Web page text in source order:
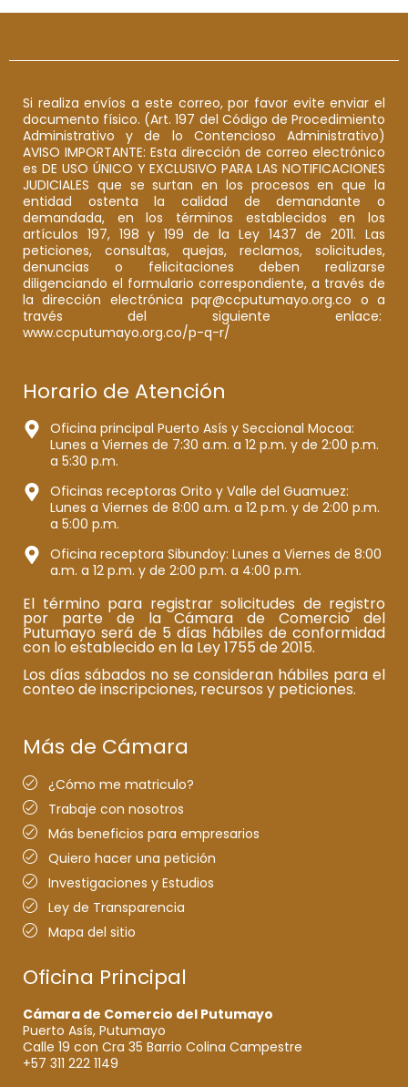
Si realiza envíos a este correo, por favor evite enviar el
documento físico. (Art. 197 del Código de Procedimiento
Administrativo y de lo Contencioso Administrativo)
AVISO IMPORTANTE: Esta dirección de correo electrónico
es DE USO ÚNICO Y EXCLUSIVO PARA LAS NOTIFICACIONES
JUDICIALES que se surtan en los procesos en que la
entidad ostenta la calidad de demandante o
demandada, en los términos establecidos en los
artículos 197, 198 y 199 de la Ley 1437 de 2011. Las
peticiones, consultas, quejas, reclamos, solicitudes,
denuncias o felicitaciones deben realizarse
diligenciando el formulario correspondiente, a través de
la dirección electrónica pqr@ccputumayo.org.co o a
través del siguiente enlace:
www.ccputumayo.org.co/p-q-r/
Horario de Atención
Oficina principal Puerto Asís y Seccional Mocoa:
Lunes a Viernes de 7:30 a.m. a 12 p.m. y de 2:00 p.m.
a 5:30 p.m.
Oficinas receptoras Orito y Valle del Guamuez:
Lunes a Viernes de 8:00 a.m. a 12 p.m. y de 2:00 p.m.
a 5:00 p.m.
Oficina receptora Sibundoy: Lunes a Viernes de 8:00
a.m. a 12 p.m. y de 2:00 p.m. a 4:00 p.m.
El término para registrar solicitudes de registro
por parte de la Cámara de Comercio del
Putumayo será de 5 días hábiles de conformidad
con lo establecido en la Ley 1755 de 2015.
Los días sábados no se consideran hábiles para el
conteo de inscripciones, recursos y peticiones.
Más de Cámara
¿Cómo me matriculo?
Trabaje con nosotros
Más beneficios para empresarios
Quiero hacer una petición
Investigaciones y Estudios
Ley de Transparencia
Mapa del sitio
Oficina Principal
Cámara de Comercio del Putumayo
Puerto Asís, Putumayo
Calle 19 con Cra 35 Barrio Colina Campestre
+57 311 222 1149